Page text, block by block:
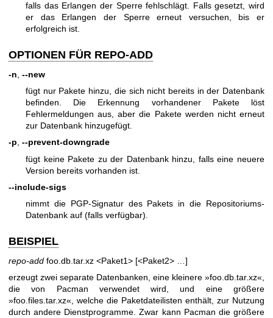
falls das Erlangen der Sperre fehlschlägt. Falls gesetzt, wird
er das Erlangen der Sperre erneut versuchen, bis er
erfolgreich ist.
OPTIONEN FÜR REPO-ADD
-n --new
fügt nur Pakete hinzu, die sich nicht bereits in der Datenbank
befinden. Die Erkennung vorhandener Pakete löst
Fehlermeldungen aus, aber die Pakete werden nicht erneut
zur Datenbank hinzugefügt.
-p, --prevent-downgrade
fügt keine Pakete zu der Datenbank hinzu, falls eine neuere
Version bereits vorhanden ist.
--include-sigs
nimmt die PGP-Signatur des Pakets in die Repositoriums-
Datenbank auf (falls verfügbar).
BEISPIEL
repo-add foo.db.tar.xz <Paket1> [<Paket2> …]
erzeugt zwei separate Datenbanken, eine kleinere »foo.db.tar.xz«,
die von Pacman verwendet wird, und eine größere
»foo.files.tar.xz«, welche die Paketdateilisten enthält, zur Nutzung
durch andere Dienstprogramme. Zwar kann Pacman die größere